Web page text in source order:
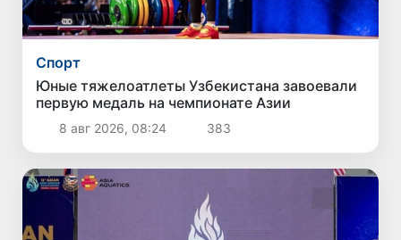
Спорт
Юные тяжелоатлеты Узбекистана завоевали
первую медаль на чемпионате Азии
8 авг 2026, 08:24 383